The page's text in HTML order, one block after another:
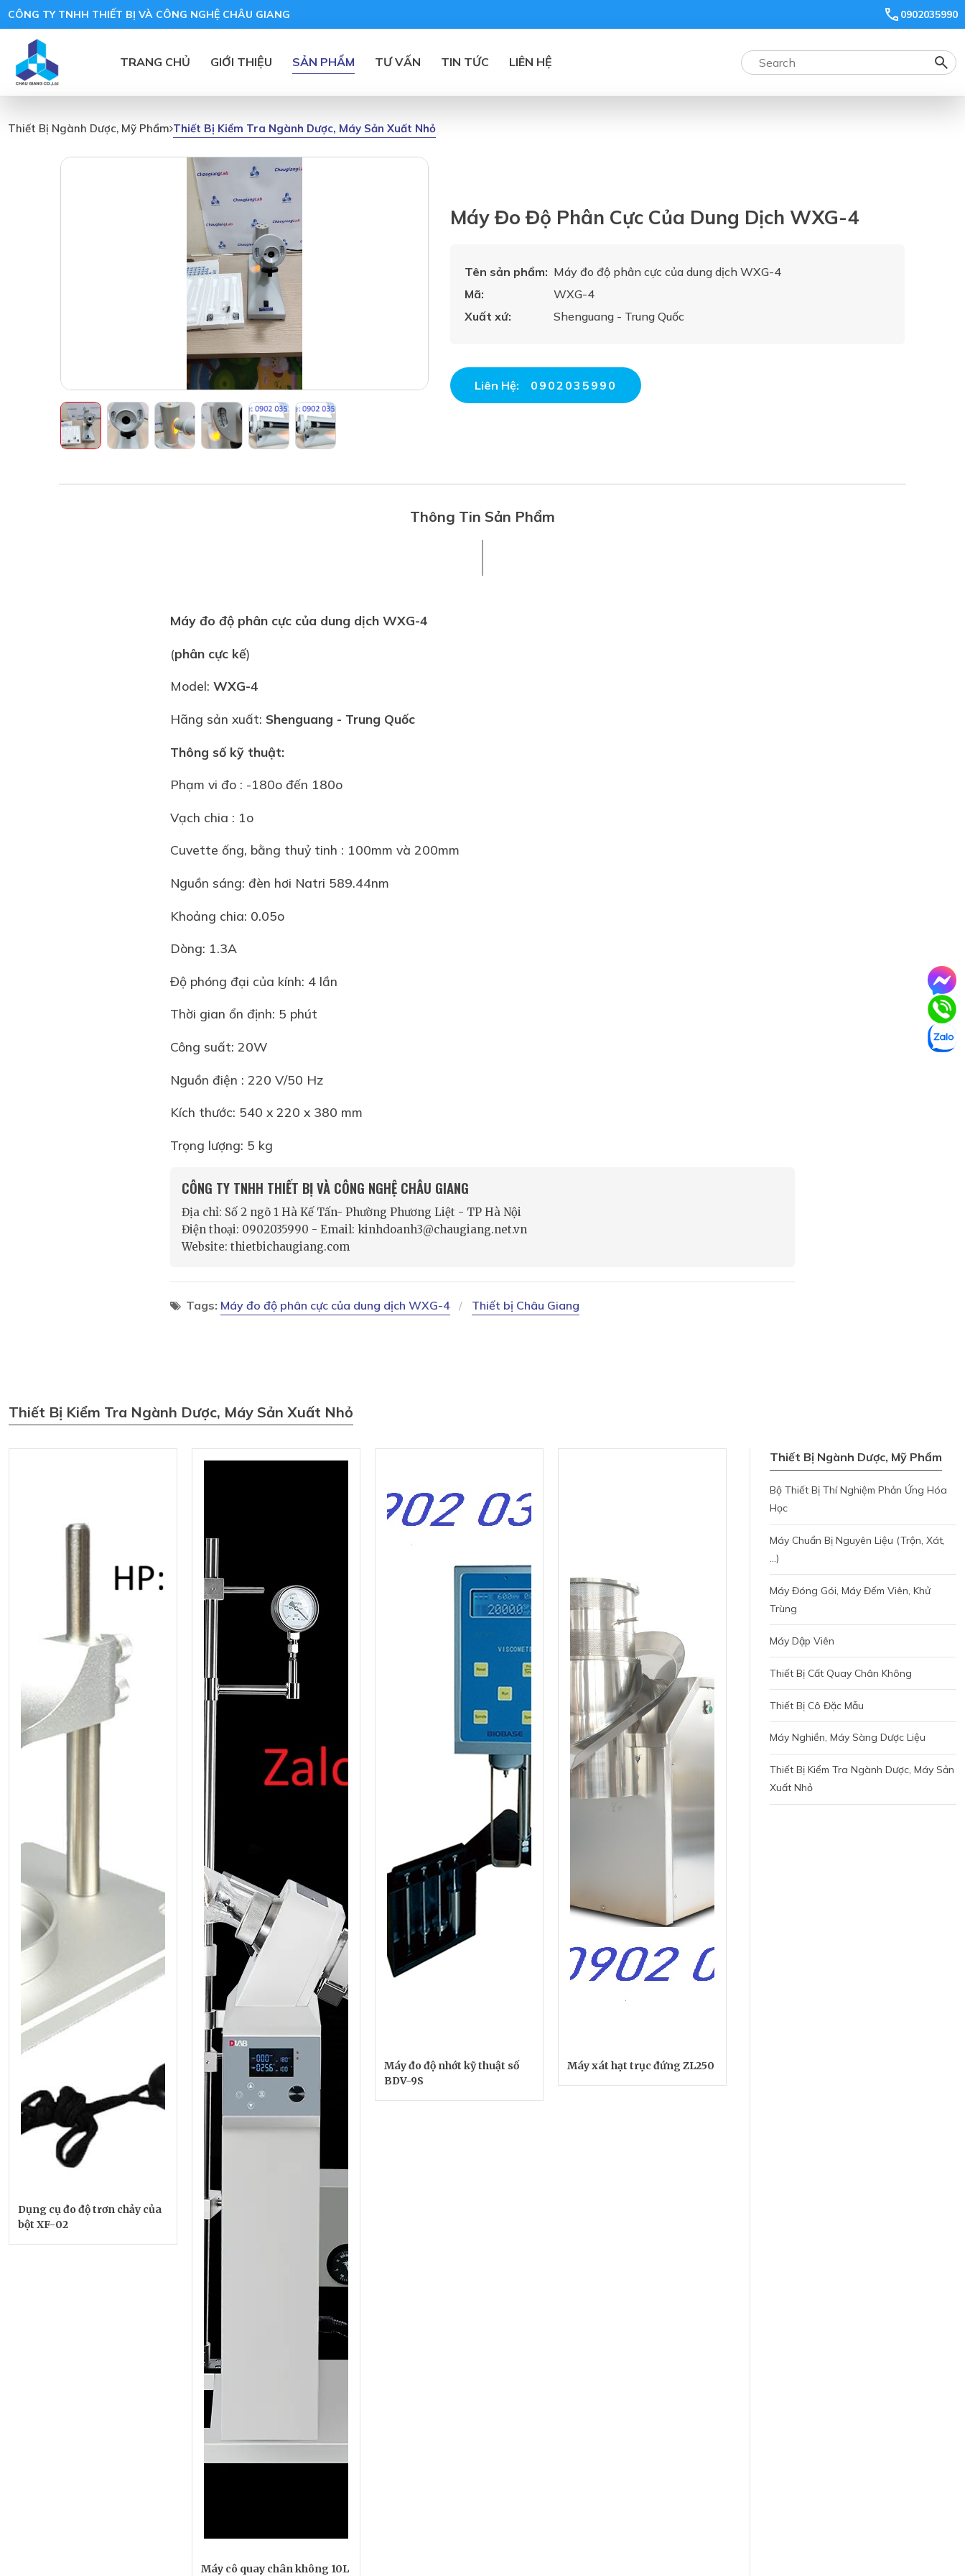
CÔNG TY TNHH THIẾT BỊ VÀ CÔNG NGHỆ CHÂU GIANG 0902035990
TRANG CHỦ GIỚI THIỆU SẢN PHẨM TƯ VẤN TIN TỨC LIÊN HỆ
Thiết Bị Ngành Dược, Mỹ Phẩm Thiết Bị Kiểm Tra Ngành Dược, Máy Sản Xuất Nhỏ
Máy Đo Độ Phân Cực Của Dung Dịch WXG-4
Tên sản phẩm: Máy đo độ phân cực của dung dịch WXG-4
Mã:
WXG-4
Xuất xứ:
Shenguang - Trung Quốc
Liên Hệ: 0902035990
Thông Tin Sản Phẩm
Máy đo độ phân cực của dung dịch WXG-4
(phân cực kế)
Model: WXG-4
Hãng sản xuất: Shenguang - Trung Quốc
Thông số kỹ thuật:
Phạm vi đo : -180o đến 180o
Vạch chia : 1o
Cuvette ống, bằng thuỷ tinh : 100mm và 200mm
Nguồn sáng: đèn hơi Natri 589.44nm
Khoảng chia: 0.05o
Dòng: 1.3A
Độ phóng đại của kính: 4 lần
Thời gian ổn định: 5 phút
Công suất: 20W
Nguồn điện : 220 V/50 Hz
Kích thước: 540 x 220 x 380 mm
Trọng lượng: 5 kg
CÔNG TY TNHH THIẾT BỊ VÀ CÔNG NGHỆ CHÂU GIANG
Địa chỉ: Số 2 ngõ 1 Hà Kế Tấn- Phường Phương Liệt - TP Hà Nội
Điện thoại: 0902035990 - Email: kinhdoanh3@chaugiang.net.vn
Website: thietbichaugiang.com
Tags: Máy đo độ phân cực của dung dịch WXG-4 Thiết bị Châu Giang
Thiết Bị Kiểm Tra Ngành Dược, Máy Sản Xuất Nhỏ
Dụng cụ đo độ trơn chảy của
bột XF-02
Máy cô quay chân không 10L
Máy đo độ nhớt kỹ thuật số
BDV-9S
Máy xát hạt trục đứng ZL250
Thiết Bị Ngành Dược, Mỹ Phẩm
Bộ Thiết Bị Thí Nghiệm Phản Ứng Hóa
Học
Máy Chuẩn Bị Nguyên Liệu (trộn, Xát,
...)
Máy Đóng Gói, Máy Đếm Viên, Khử
Trùng
Máy Dập Viên
Thiết Bị Cất Quay Chân Không
Thiết Bị Cô Đặc Mẫu
Máy Nghiền, Máy Sàng Dược Liệu
Thiết Bị Kiểm Tra Ngành Dược, Máy Sản
Xuất Nhỏ